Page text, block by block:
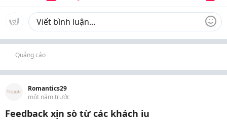
Quảng cáo
Romantics29
một năm trước
Feedback xịn sò từ các khách iu